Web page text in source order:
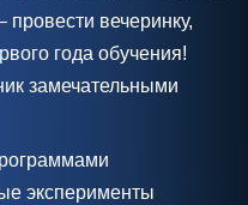
вечеринку,
года обучения!
замечательными
эксперименты